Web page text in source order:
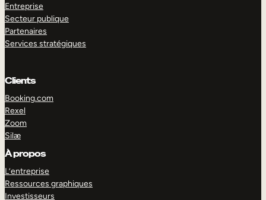
Entreprise
Secteur publique
Partenaires
Services stratégiques
Clients
Booking.com
Rexel
Zoom
Silæ
À propos
L’entreprise
Ressources graphiques
Investisseurs